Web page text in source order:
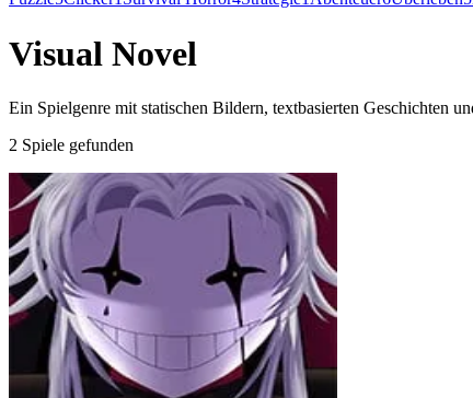
Visual Novel
Ein Spielgenre mit statischen Bildern, textbasierten Geschichten
2 Spiele gefunden